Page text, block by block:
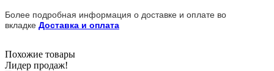
Более подробная информация о доставке и оплате во
вкладке Доставка и оплата
Похожие товары
Лидер продаж!